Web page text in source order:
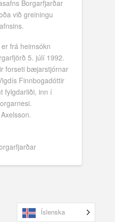
Borgarfjarðar
við greiningu
frá heimsókn
5. júlí 1992.
forseti bæjarstjórnar
Finnbogadóttir
fylgdarliði, inn í
Íslenska